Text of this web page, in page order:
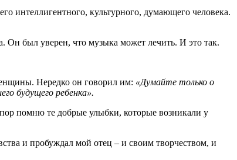
интеллигентного, культурного, думающего человека.
Он был уверен, что музыка может лечить. И это так.
Нередко он говорил им: «Думайте только о
будущего ребенка».
помню те добрые улыбки, которые возникали у
и пробуждал мой отец – и своим творчеством, и